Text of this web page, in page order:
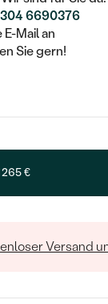
6690376
Mail an
Sie gern!
265 €
Versand